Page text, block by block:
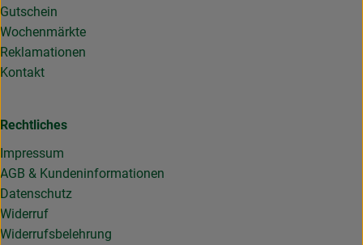
Gutschein
Wochenmärkte
Reklamationen
Kontakt
Rechtliches
Impressum
AGB & Kundeninformationen
Datenschutz
Widerruf
Widerrufsbelehrung